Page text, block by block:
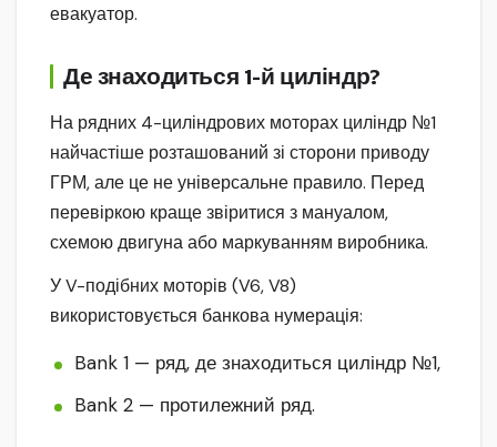
евакуатор.
Де знаходиться 1-й циліндр?
На рядних 4-циліндрових моторах циліндр №1
найчастіше розташований зі сторони приводу
ГРМ, але це не універсальне правило. Перед
перевіркою краще звіритися з мануалом,
схемою двигуна або маркуванням виробника.
У V-подібних моторів (V6, V8)
використовується банкова нумерація:
Bank 1 — ряд, де знаходиться циліндр №1,
Bank 2 — протилежний ряд.